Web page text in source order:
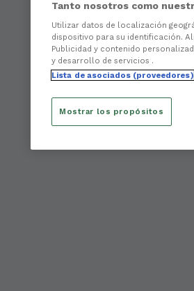
Tanto nosotros como
Utilizar datos de localización
dispositivo para su identificación.
Publicidad y contenido
y desarrollo de servicios .
Lista de asociados (proveedores)
Mostrar los propósitos